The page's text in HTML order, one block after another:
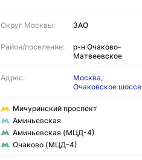
Округ Москвы: ЗАО
Район/поселение:
р-н Очаково-
Матвеевское
Адрес:
Москва,
Очаковское шоссе
Мичуринский проспект
Аминьевская
Аминьевская (МЦД-4)
Очаково (МЦД-4)